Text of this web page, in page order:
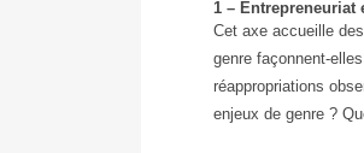
1 –
Cet axe accueille
genre façonnent-
réappropriations
enjeux de genre ?